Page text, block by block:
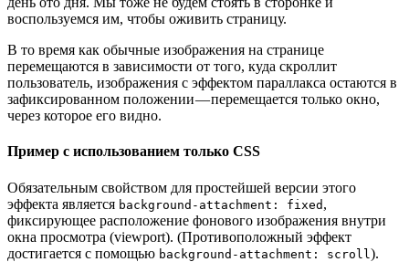
воспользуемся им, чтобы оживить страницу.
В то время как обычные изображения на странице
перемещаются в зависимости от того, куда скроллит
пользователь, изображения с эффектом параллакса остаются в
зафиксированном положении — перемещается только окно,
через которое его видно.
Пример с использованием только CSS
Обязательным свойством для простейшей версии этого
эффекта является background-attachment: fixed ,
фиксирующее расположение фонового изображения внутри
окна просмотра (viewport). (Противоположный эффект
достигается с помощью background-attachment: scroll ).